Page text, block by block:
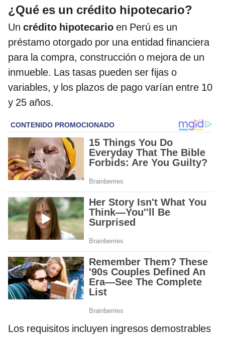
¿Qué es un crédito hipotecario?
Un crédito hipotecario en Perú es un
préstamo otorgado por una entidad financiera
para la compra, construcción o mejora de un
inmueble. Las tasas pueden ser fijas o
variables, y los plazos de pago varían entre 10
y 25 años.
Los requisitos incluyen ingresos demostrables